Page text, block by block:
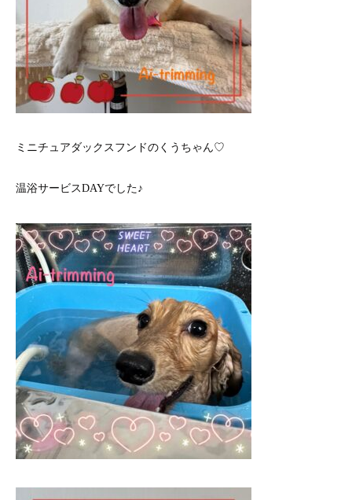
ミニチュアダックスフンドのくうちゃん♡
温浴サービスDAYでした♪